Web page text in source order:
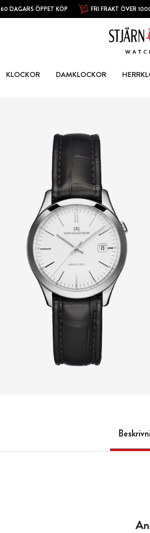
60 DAGARS ÖPPET KÖP FRI FRAKT ÖVER
KLOCKOR DAMKLOCKOR